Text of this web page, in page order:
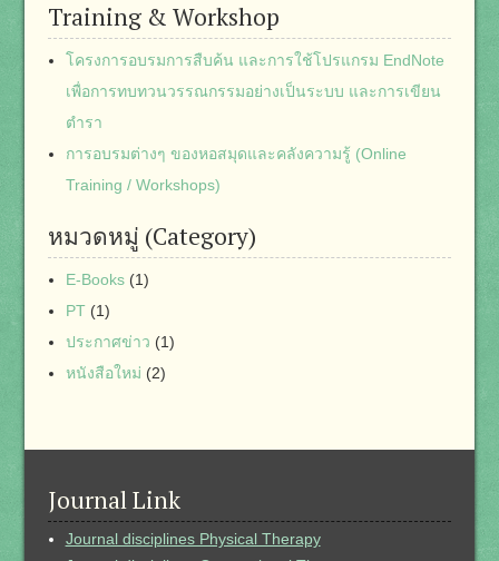
Training & Workshop
โครงการอบรมการสืบค้น และการใช้โปรแกรม EndNote
เพื่อการทบทวนวรรณกรรมอย่างเป็นระบบ และการเขียน
ตำรา
การอบรมต่างๆ ของหอสมุดและคลังความรู้ (Online
Training / Workshops)
หมวดหมู่ (Category)
E-Books(1)
PT(1)
ประกาศข่าว (1)
หนังสือใหม่ (2)
Journal Link
Journal disciplines Physical Therapy